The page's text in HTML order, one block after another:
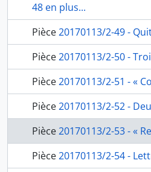
48 en plus...
Pièce20170113/2-49 - Quittance pour des livres, de
Pièce20170113/2-50 - Trois quittances pour des bancs en fer pour
Pièce20170113/2-51 - « Conto si Lavoro di Falegname nel Palazzo Dell'Accademia di Francia con ordine Dell'Issmo Sig.re Direttore Mosieuri Suvee. », états
Pièce20170113/2-52 - Deux quittances pour six toiles,
Pièce20170113/2-53 - « Restauration de la descente de croix de Daniele
Pièce20170113/2-54 - Lettre ordonnant la conservation de la « Descente de Croix » de Daniele da Volterra à la Trinité des